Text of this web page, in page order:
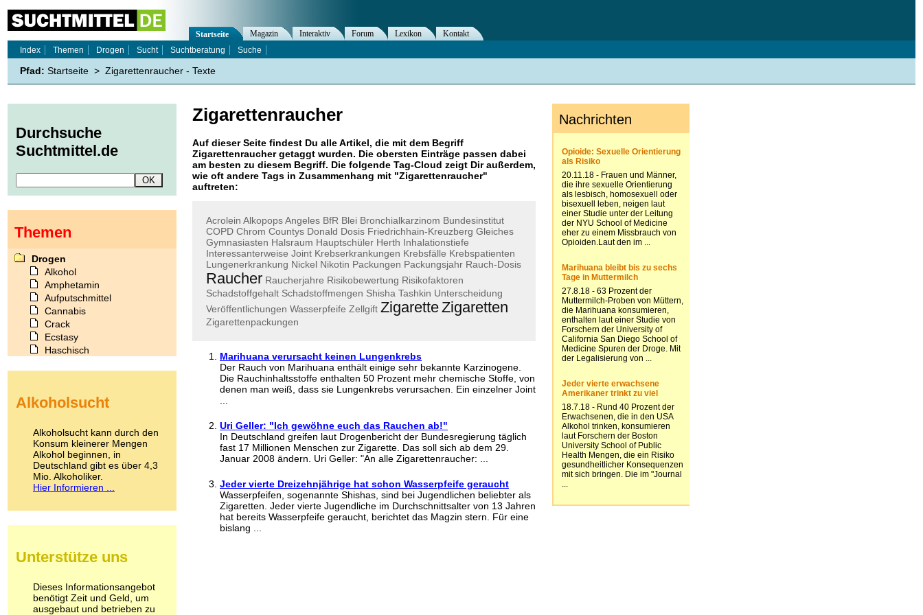
Zigarettenraucher
Auf dieser Seite findest Du alle Artikel, die mit dem Begriff
Zigarettenrauchergetaggt wurden. Die obersten Einträge passen dabei
am besten zu diesem Begriff. Die folgende Tag-Cloud zeigt Dir außerdem,
wie oft andere Tags in Zusammenhang mit "Zigarettenraucher"
auftreten:
Acrolein AlkopopsAngeles BfR Blei Bronchialkarzinom Bundesinstitut
COPD Chrom Countys Donald Dosis Friedrichhain-Kreuzberg Gleiches
Gymnasiasten Halsraum Hauptschüler Herth Inhalationstiefe
Interessanterweise Joint Krebserkrankungen Krebsfälle Krebspatienten
Lungenerkrankung Nickel Nikotin Packungen Packungsjahr Rauch-Dosis
Raucher Raucherjahre Risikobewertung Risikofaktoren
Schadstoffgehalt Schadstoffmengen Shisha Tashkin Unterscheidung
Veröffentlichungen Wasserpfeife Zellgift ZigaretteZigaretten
Zigarettenpackungen
Marihuana verursacht keinen Lungenkrebs
Der Rauch von Marihuana enthält einige sehr bekannte Karzinogene.
Die Rauchinhaltsstoffe enthalten 50 Prozent mehr chemische Stoffe, von
denen man weiß, dass sie Lungenkrebs verursachen. Ein einzelner Joint
Uri Geller: "Ich gewöhne euch das Rauchen ab!"
In Deutschland greifen laut Drogenbericht der Bundesregierung täglich
fast 17 Millionen Menschen zur Zigarette. Das soll sich ab dem 29.
Januar 2008 ändern. Uri Geller: "An alle Zigarettenraucher: ...
Jeder vierte Dreizehnjährige hat schon Wasserpfeife geraucht
Wasserpfeifen, sogenannte Shishas, sind bei Jugendlichen beliebter als
Zigaretten. Jeder vierte Jugendliche im Durchschnittsalter von 13 Jahren
hat bereits Wasserpfeife geraucht, berichtet das Magzin stern. Für eine
bislang ...
Startseite Magazin Interaktiv Forum Lexikon
Kontakt
Index
Themen Drogen Sucht Suchtberatung Suche
Pfad: Startseite > Zigarettenraucher - Texte
Durchsuche
Suchtmittel.de
Themen
Drogen
Alkohol
Amphetamin
Aufputschmittel
Cannabis
Crack
Ecstasy
Haschisch
Kokain
LSD
Marihuana
Medikamente
Meskalin
Metamphetamin
Methadon
Pilze
Psychopharmaka
Schlafmittel
Schmerzmittel
Alkoholsucht
Alkoholsucht kann durch den
Konsum kleinerer Mengen
Alkohol beginnen, in
Deutschland gibt es über 4,3
Mio. Alkoholiker.
Hier Informieren ...
Unterstütze uns
Dieses Informationsangebot
benötigt Zeit und Geld, um
ausgebaut und betrieben zu